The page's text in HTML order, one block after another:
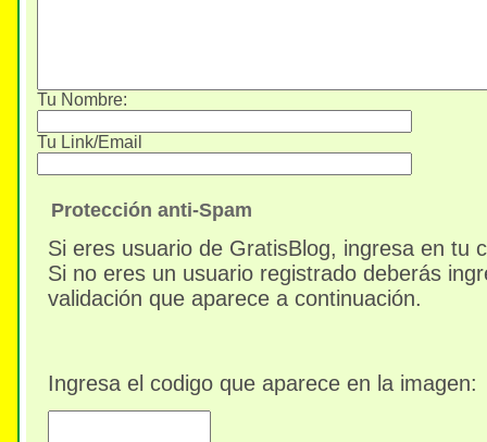
Tu Nombre:
Tu Link/Email
Protección anti-Spam
Si eres usuario de GratisBlog, ingresa en tu
Si no eres un usuario registrado deberás
validación que aparece a continuación.
Ingresa el codigo que aparece en la imagen: